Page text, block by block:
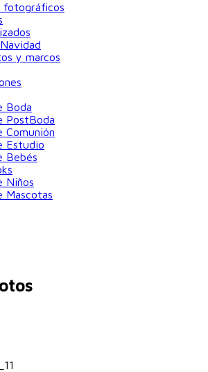
fotográficos
y marcos
Boda
PostBoda
Comunión
Estudio
Bebés
Niños
Mascotas